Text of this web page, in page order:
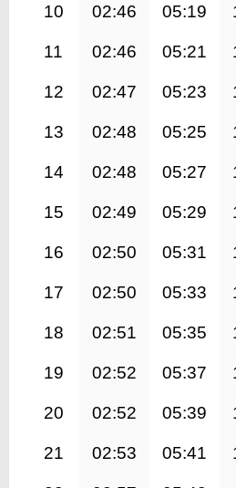
10 02:46 05:19
11 02:46 05:21
12 02:47 05:23
13 02:48 05:25
14 02:48 05:27
15 02:49 05:29
16 02:50 05:31
17 02:50 05:33
18 02:51 05:35
19 02:52 05:37
20 02:52 05:39
21 02:53 05:41